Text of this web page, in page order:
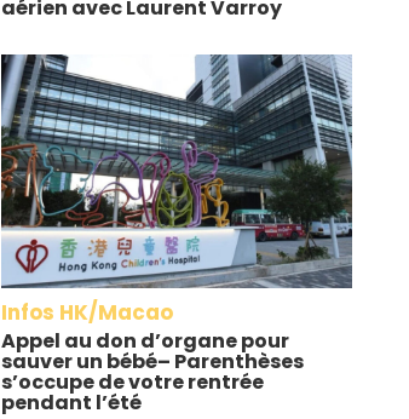
aérien avec Laurent Varroy
Infos HK/Macao
Appel au don d’organe pour
sauver un bébé– Parenthèses
s’occupe de votre rentrée
pendant l’été